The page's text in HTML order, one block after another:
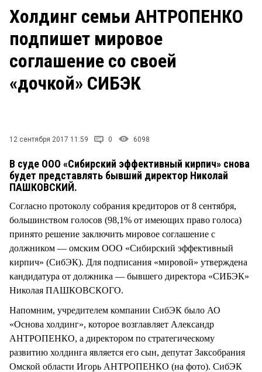
ЗАКОН
НОВОСТИ КОМПАНИЙ
ПРОИСШЕСТВИЯ
Рейтинги
Блоги
Архив
Холдинг семьи АНТРОПЕНКО
подпишет мировое
соглашение со своей
«дочкой» СИБЭК
12 сентября 2017 11:59 0 6098
В суде ООО «Сибирский эффективный кирпич» снова
будет представлять бывший директор Николай
ПАШКОВСКИЙ.
Согласно протоколу собрания кредиторов от 8 сентября,
большинством голосов (98,1% от имеющих право голоса)
принято решение заключить мировое соглашение с
должником — омским ООО «Сибирский эффективный
кирпич» (СибЭК). Для подписания «мировой» утверждена
кандидатура от должника — бывшего директора «СИБЭК»
Николая ПАШКОВСКОГО.
Напомним, учредителем компании СибЭК было АО
«Основа холдинг», которое возглавляет Александр
АНТРОПЕНКО, а директором по стратегическому
развитию холдинга является его сын, депутат Заксобрания
Омской области Игорь АНТРОПЕНКО (на фото). СибЭК